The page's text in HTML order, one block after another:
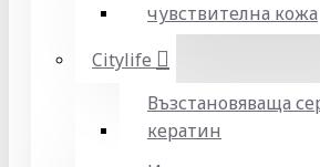
чувствителна кожа
Citylife
Възстановяваща
кератин